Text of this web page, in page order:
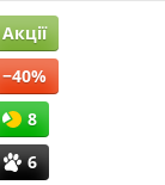
Акції
−40%
8
6